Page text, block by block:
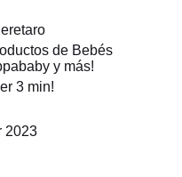
de Bebés
y más!
3 min!
2023